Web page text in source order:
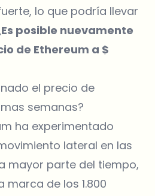
lo que podría llevar
posible nuevamente
de Ethereum a $
el precio de
semanas?
ha experimentado
lateral en las
mayor parte del tiempo,
de los 1.800